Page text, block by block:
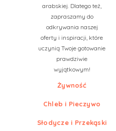
arabskiej. Dlatego też,
zapraszamy do
odkrywania naszej
oferty i inspiracji, które
uczynią Twoje gotowanie
prawdziwie
wyjątkowym!
Żywność
Chleb i Pieczywo
Słodycze i Przekąski